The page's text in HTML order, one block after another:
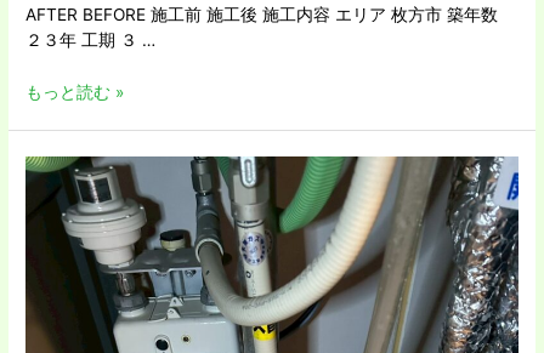
AFTER BEFORE 施工前 施工後 施工内容 エリア 枚方市 築年数
２３年 工期 ３ …
もっと読む »
寝